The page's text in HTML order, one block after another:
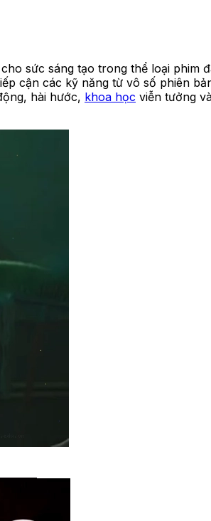
sức sáng tạo trong thể loại phim
cận các kỹ năng từ vô số phiên
hài hước, khoa học viễn tưởng